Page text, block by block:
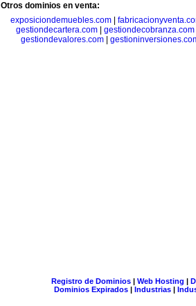
Otros dominios en venta:
exposiciondemuebles.com|
gestiondecartera.com| gestiondecobranza.com
gestiondevalores.com|
Registro de Dominios| Web Hosting |
Dominios Expirados | Industrias |